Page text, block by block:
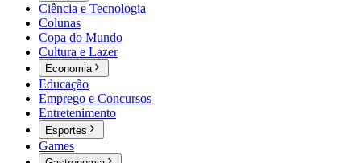
Ciência e Tecnologia
Colunas
Copa do Mundo
Cultura e Lazer
Economia
Educação
Emprego e Concursos
Entretenimento
Esportes
Games